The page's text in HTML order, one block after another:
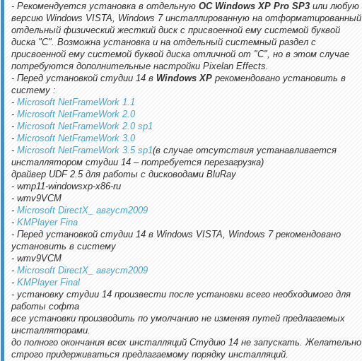
- Рекомендуется установка в отдельную OC Windows XP Pro SP3 или любую
версию Windows VISTA, Windows 7 инсталлированную на отформатированный
отдельный физический жесткий диск с присвоенной ему системой буквой
диска "С". Возможна установка и на отдельный системный раздел с
присвоенной ему системой буквой диска отличной от "С", но в этом случае
потребуются дополнительные настройки Pixelan Effects.
- Перед установкой студии 14 в Windows XP рекомендовано установить в
систему :
- Microsoft NetFrameWork 1.1
- Microsoft NetFrameWork 2.0
- Microsoft NetFrameWork 2.0 sp1
- Microsoft NetFrameWork 3.0
- Microsoft NetFrameWork 3.5 sp1(в случае отсутствия устанавливается
инсталлятором студии 14 – потребуется перезагрузка)
драйвер UDF 2.5 для работы с дисководами BluRay
- wmp11-windowsxp-x86-ru
- wmv9VCM
- Microsoft DirectX_ август2009
- KMPlayer Fina
- Перед установкой студии 14 в Windows VISTA, Windows 7 рекомендовано
установить в систему
- wmv9VCM
- Microsoft DirectX_ август2009
- KMPlayer Final
- установку студии 14 произвести после установки всего необходимого для
работы софта
все установки производить по умолчанию не изменяя путей предлагаемых
инсталляторами.
до полного окончания всех инсталляций Студию 14 не запускать. Желательно
строго придерживаться предлагаемому порядку инсталляций.